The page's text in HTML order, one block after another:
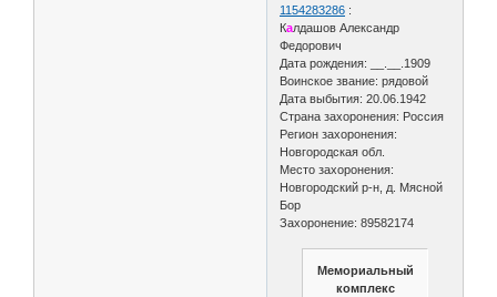
1154283286 :
Калдашов Александр
Федорович
Дата рождения: __.__.1909
Воинское звание: рядовой
Дата выбытия: 20.06.1942
Страна захоронения: Россия
Регион захоронения:
Новгородская обл.
Место захоронения:
Новгородский р-н, д. Мясной
Бор
Захоронение: 89582174
Мемориальный
комплекс